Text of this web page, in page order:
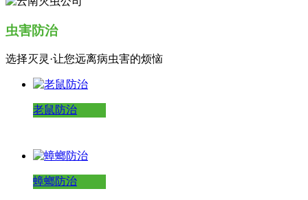
虫害防治
选择灭灵·让您远离病虫害的烦恼
老鼠防治
蟑螂防治